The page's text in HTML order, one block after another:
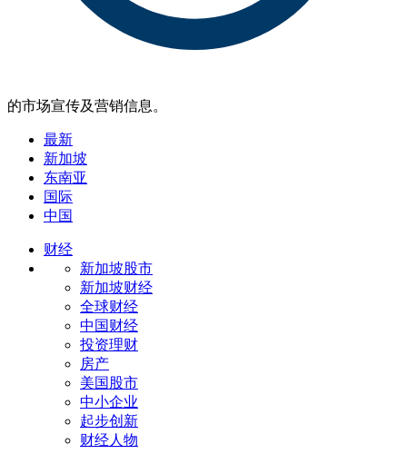
的市场宣传及营销信息。
最新
新加坡
东南亚
国际
中国
财经
新加坡股市
新加坡财经
全球财经
中国财经
投资理财
房产
美国股市
中小企业
起步创新
财经人物